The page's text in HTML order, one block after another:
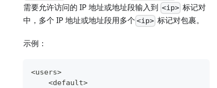
需要允许访问的 IP 地址或地址段输入到 <ip> 标记对
中，多个 IP 地址或地址段用多个 <ip> 标记对包裹。
示例：
<users>
    <default>